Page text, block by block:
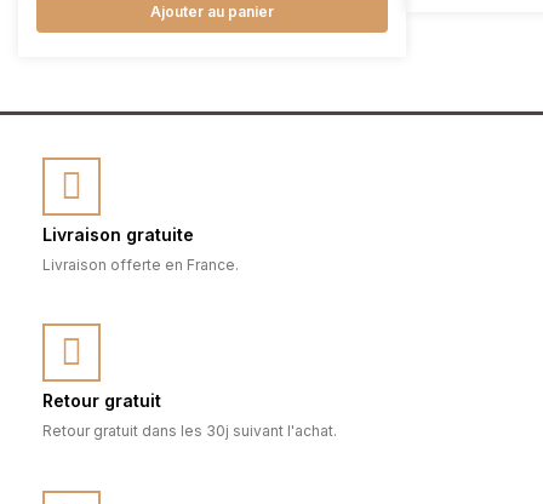
Ajouter au panier
Livraison gratuite
Livraison offerte en France.
Retour gratuit
Retour gratuit dans les 30j suivant l'achat.